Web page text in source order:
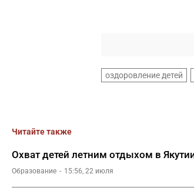
оздоровление детей
Читайте также
Охват детей летним отдыхом в
Образование 15:56, 22 июля